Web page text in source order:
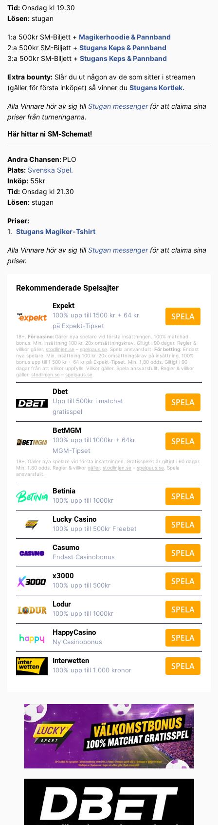
Tid: Onsdag kl 19.30
Lösen: stugan
1:a 500kr SM-Biljett + Magikerhoodie & Pannband
2:a 500kr SM-Biljett + Stugans Keps & Pannband
3:a 500kr SM-Biljett + Stugans Keps & Pannband
Extra bounty: Slår du ut någon av de som sitter i streamen
(gäller för första inköpet) så vinner du Stugans Kortlek.
Alla Vinnare hör av sig tillStugan messengerför att claima sina
priser från turneringarna.
Här hittar ni SM-Schemat!
Andra Chansen: PLO
Plats: Svenska Spel.
Inköp: 55kr
Tid: Onsdag kl 21.30
Lösen: stugan
Priser:
1. Stugans Magiker-Tshirt
Alla Vinnare hör av sig tillStugan messengerför att claima sina
priser.
Rekommenderade Spelsajter
Expekt
100% upp till 1500 kr + 64 kr
på Expekt-Tipset
SPELA
18+. För casino: Gäller nya spelare vid första insättningen. 100% matchad
bonus. Min. insättning 100 kr. 20x omsättningskrav. Giltigt i 90 dagar. Regler &
villkor gäller. stodlinjen.se – spelpaus.se . Spela ansvarsfullt. För betting: Endast
nya spelare. Min. insättning 100 kr. 20x omsättningskrav på insättning. 100%
bonus upp till 1 500 kr + 64 kr på Expekt-Tipset. Min. 1,80 odds. Giltigt i 90
dagar från att villkor uppfylls. Villkor gäller. Spela ansvarsfullt. Regler & villkor
gäller. stodlinjen.se – spelpaus.se
Dbet
Upp till 500kr i matchat
gratisspel
SPELA
BetMGM
100% upp till 1000kr + 64kr
MGM-Tipset
SPELA
18+. Gäller nya spelare vid första insättningen. Gratisspelet är giltigt i 60 dagar.
Min. 1.80 odds. Regler & villkor gäller stodlinjen.se – spelpaus.se . Spela
ansvarsfullt.
Betinia
100% upp till 1000kr SPELA
Lucky Casino
100% upp till 500kr Freebet SPELA
Casumo
Endast Casinobonus SPELA
x3000
100% upp till 500kr SPELA
Lodur
100% upp till 1000kr SPELA
HappyCasino
Ny Casinobonus SPELA
Interwetten
100% upp till 1 000 kronor SPELA